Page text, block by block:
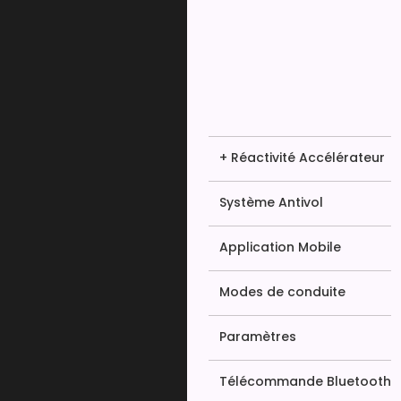
+ Réactivité Accélérateur
Système Antivol
Application Mobile
Modes de conduite
Paramètres
Télécommande Bluetooth